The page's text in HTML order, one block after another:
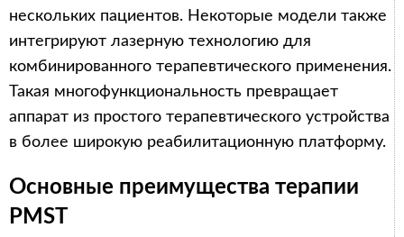
нескольких пациентов. Некоторые модели также
интегрируют лазерную технологию для
комбинированного терапевтического применения.
Такая многофункциональность превращает
аппарат из простого терапевтического устройства
в более широкую реабилитационную платформу.
Основные преимущества терапии
PMST